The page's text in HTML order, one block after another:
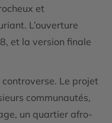
et
L’ouverture
et la version finale
Le projet
communautés,
un quartier afro-